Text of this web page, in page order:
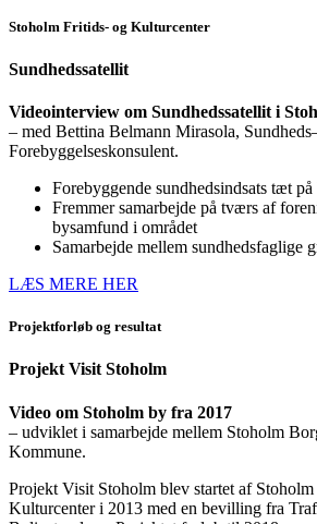
Stoholm Fritids- og Kulturcenter
Sundhedssatellit
Videointerview om Sundhedssatellit i
– med Bettina Belmann Mirasola,
Forebyggelseskonsulent.
Forebyggende sundhedsindsats tæt på
Fremmer samarbejde på tværs af
bysamfund i området
Samarbejde mellem sundhedsfaglige
LÆS MERE HER
Projektforløb og resultat
Projekt Visit Stoholm
Video om Stoholm by fra 2017
– udviklet i samarbejde mellem Stoholm
Kommune.
Projekt Visit Stoholm blev startet af
Kulturcenter i 2013 med en bevilling fra